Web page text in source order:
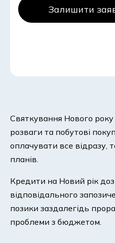
Залишити
Святкування Нового року
розваги та побутові
оплачувати все відразу,
планів.
Кредити на Новий рік
відповідального
позики заздалегідь
проблеми з бюджетом.